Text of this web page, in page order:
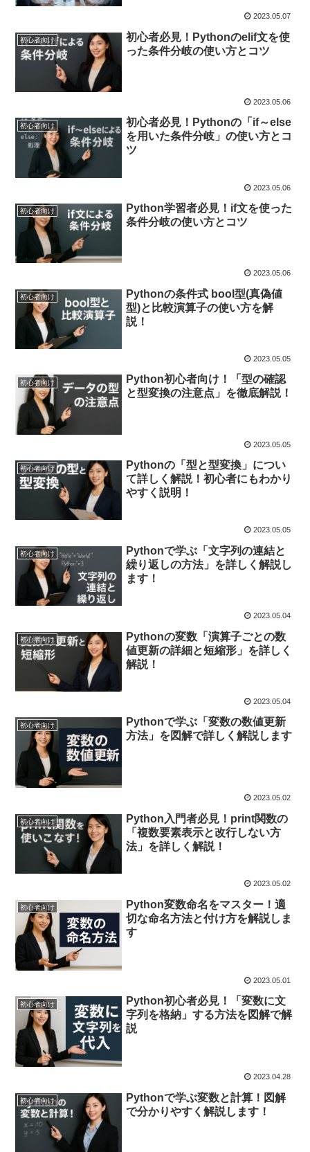
2023.05.07
初心者向け
初心者必見！Pythonのelif文を使
った条件分岐の使い方とコツ
2023.05.06
初心者向け
初心者必見！Pythonの「if～else
を用いた条件分岐」の使い方とコ
ツ
2023.05.06
初心者向け
Python学習者必見！if文を使った
条件分岐の使い方とコツ
2023.05.06
初心者向け
Pythonの条件式 bool型(真偽値
型)と比較演算子の使い方を解
説！
2023.05.05
初心者向け
Python初心者向け！「型の確認
と型変換の注意点」を徹底解説！
2023.05.05
初心者向け
Pythonの「型と型変換」につい
て詳しく解説！初心者にもわかり
やすく説明！
2023.05.05
初心者向け
Pythonで学ぶ「文字列の連結と
繰り返しの方法」を詳しく解説し
ます！
2023.05.04
初心者向け
Pythonの変数「演算子ごとの数
値更新の詳細と短縮形」を詳しく
解説！
2023.05.04
初心者向け
Pythonで学ぶ「変数の数値更新
方法」を図解で詳しく解説します
2023.05.02
初心者向け
Python入門者必見！print関数の
「複数要素表示と改行しない方
法」を詳しく解説！
2023.05.02
初心者向け
Python変数命名をマスター！適
切な命名方法と付け方を解説しま
す
2023.05.01
初心者向け
Python初心者必見！「変数に文
字列を格納」する方法を図解で解
説
2023.04.28
初心者向け
Pythonで学ぶ変数と計算！図解
で分かりやすく解説します！